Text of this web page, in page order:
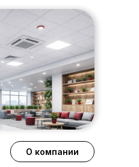
О компании